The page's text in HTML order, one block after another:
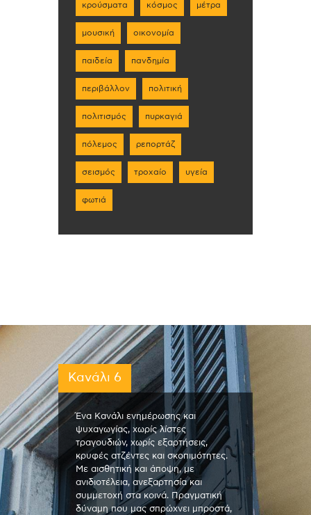
κρούσματα κόσμος μέτρα
μουσική οικονομία
παιδεία πανδημία
περιβάλλον πολιτική
πολιτισμός πυρκαγιά
πόλεμος ρεπορτάζ
σεισμός τροχαίο υγεία
φωτιά
Κανάλι 6
Ένα Κανάλι ενημέρωσης και
ψυχαγωγίας, χωρίς λίστες
τραγουδιών, χωρίς εξαρτήσεις,
κρυφές ατζέντες και σκοπιμότητες.
Με αισθητική και άποψη, με
ανιδιοτέλεια, ανεξαρτησία και
συμμετοχή στα κοινά. Πραγματική
δύναμη που μας σπρώχνει μπροστά,